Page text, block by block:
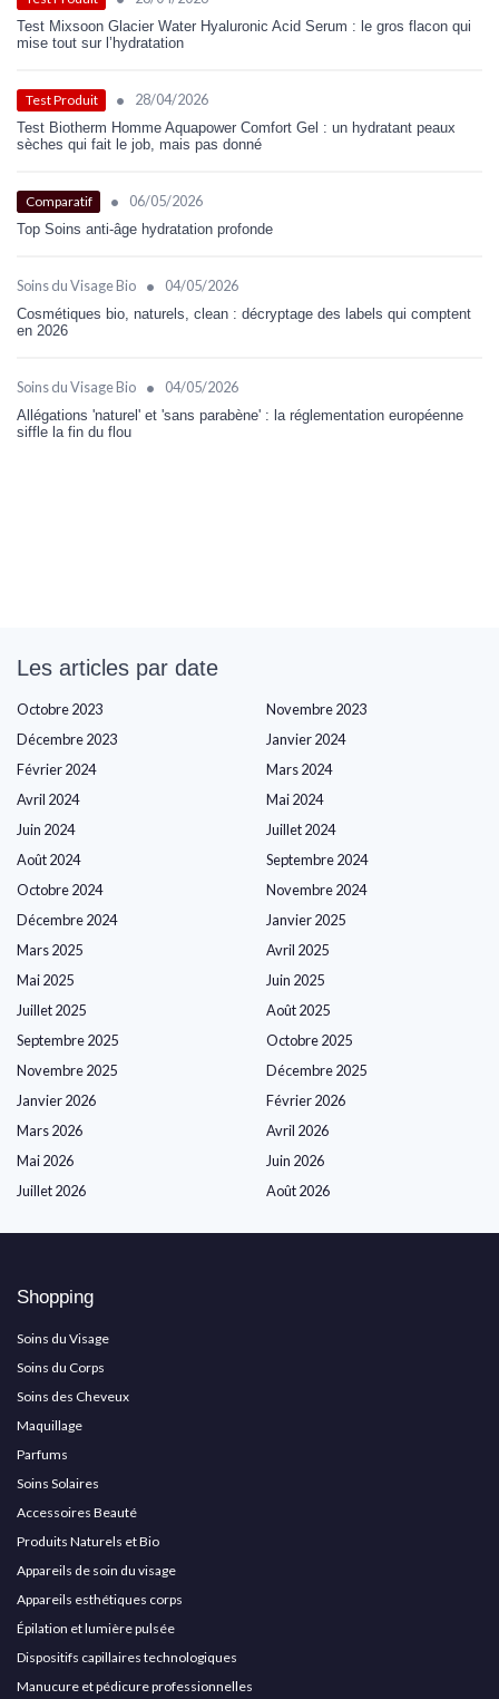
Test Mixsoon Glacier Water Hyaluronic Acid Serum : le gros flacon qui
mise tout sur l’hydratation
Test Produit • 28/04/2026
Test Biotherm Homme Aquapower Comfort Gel : un hydratant peaux
sèches qui fait le job, mais pas donné
Comparatif • 06/05/2026
Top Soins anti-âge hydratation profonde
Soins du Visage Bio • 04/05/2026
Cosmétiques bio, naturels, clean : décryptage des labels qui comptent
en 2026
Soins du Visage Bio • 04/05/2026
Allégations 'naturel' et 'sans parabène' : la réglementation européenne
siffle la fin du flou
Les articles par date
Octobre 2023
Novembre 2023
Décembre 2023
Janvier 2024
Février 2024
Mars 2024
Avril 2024
Mai 2024
Juin 2024
Juillet 2024
Août 2024
Septembre 2024
Octobre 2024
Novembre 2024
Décembre 2024
Janvier 2025
Mars 2025
Avril 2025
Mai 2025
Juin 2025
Juillet 2025
Août 2025
Septembre 2025
Octobre 2025
Novembre 2025
Décembre 2025
Janvier 2026
Février 2026
Mars 2026
Avril 2026
Mai 2026
Juin 2026
Juillet 2026
Août 2026
Shopping
Soins du Visage
Soins du Corps
Soins des Cheveux
Maquillage
Parfums
Soins Solaires
Accessoires Beauté
Produits Naturels et Bio
Appareils de soin du visage
Appareils esthétiques corps
Épilation et lumière pulsée
Dispositifs capillaires technologiques
Manucure et pédicure professionnelles